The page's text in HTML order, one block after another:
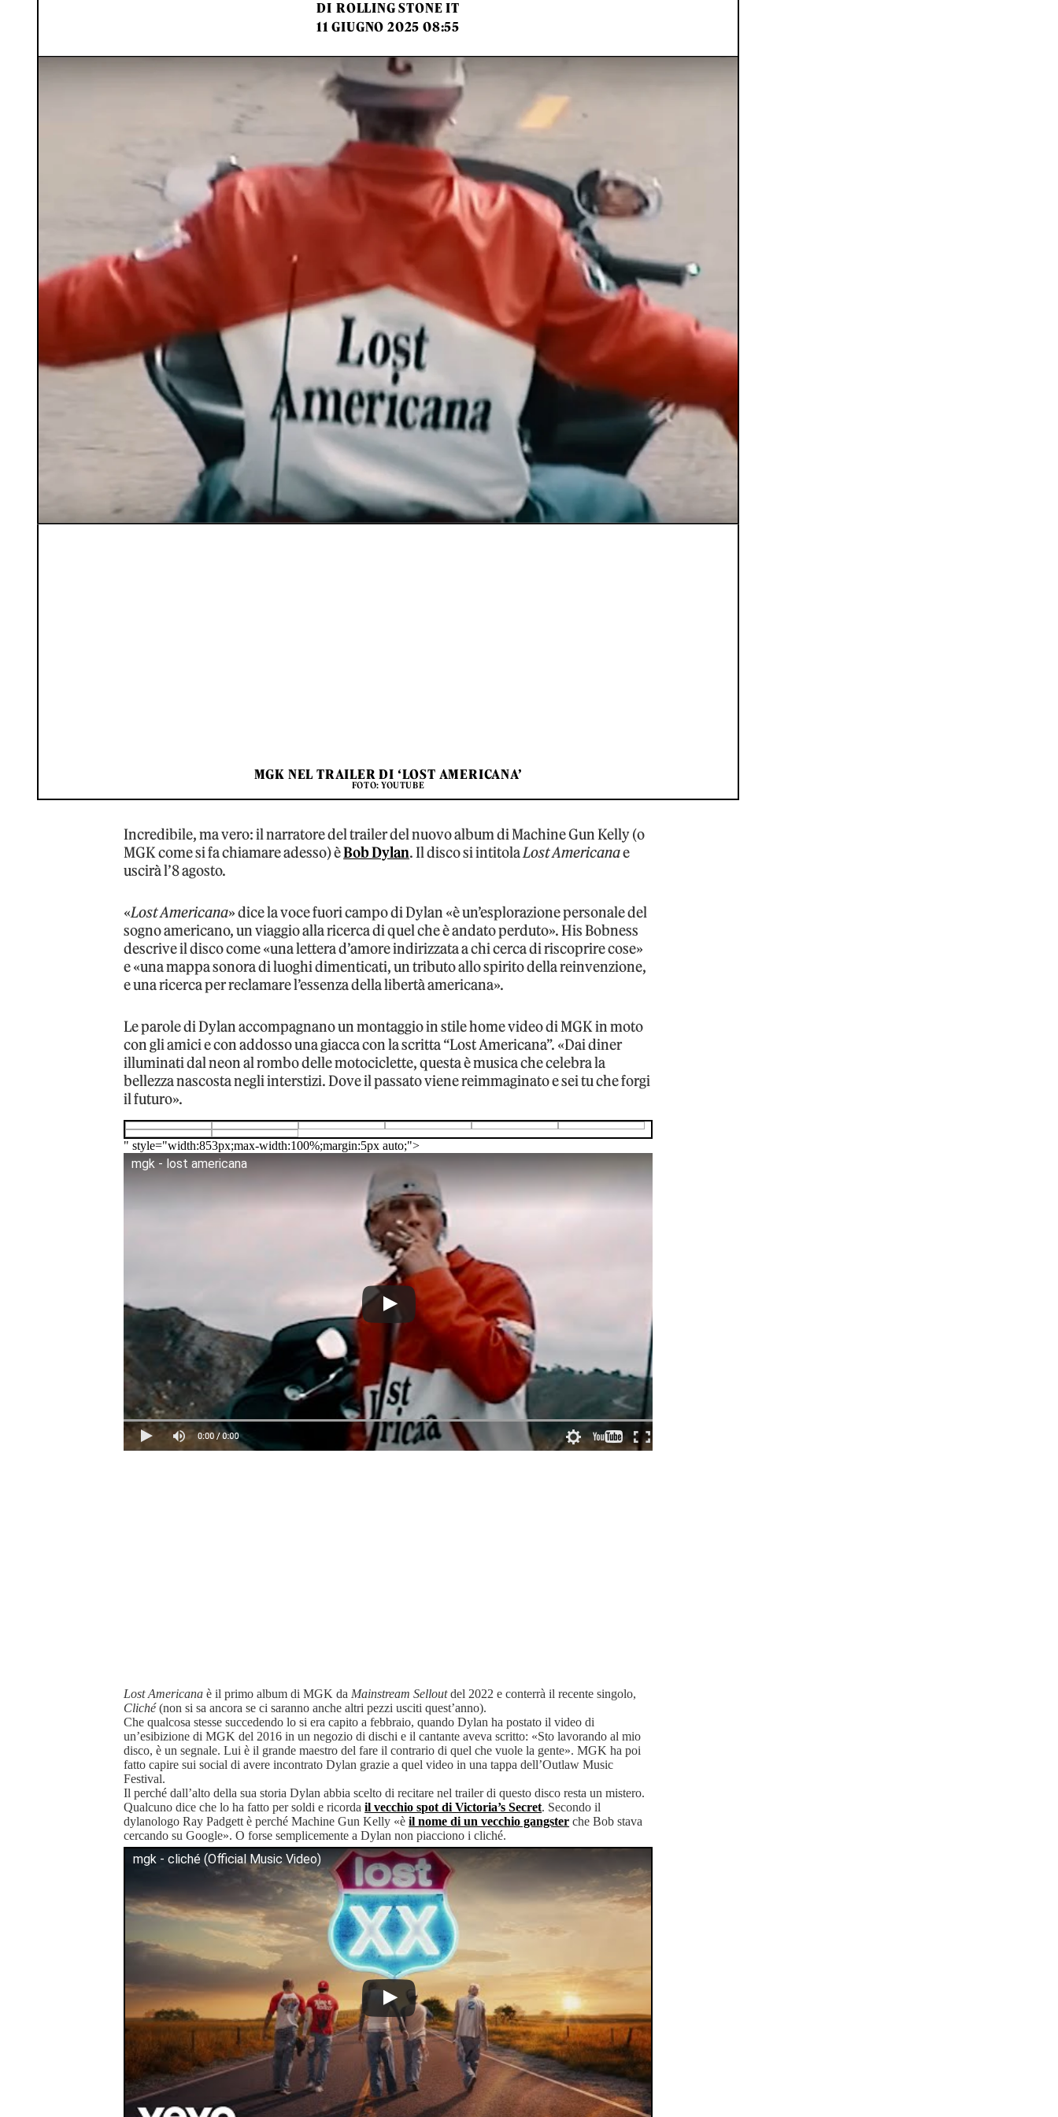
DI ROLLING STONE IT
11 GIUGNO 2025 08:55
MGK NEL TRAILER DI ‘LOST AMERICANA’
FOTO: YOUTUBE
Incredibile, ma vero: il narratore del trailer del nuovo album di Machine Gun Kelly (o
MGK come si fa chiamare adesso) èBob Dylan. Il disco si intitolaLost Americanae
uscirà l’8 agosto.
«Lost Americana» dice la voce fuori campo di Dylan «è un’esplorazione personale del
sogno americano, un viaggio alla ricerca di quel che è andato perduto». His Bobness
descrive il disco come «una lettera d’amore indirizzata a chi cerca di riscoprire cose»
e «una mappa sonora di luoghi dimenticati, un tributo allo spirito della reinvenzione,
e una ricerca per reclamare l’essenza della libertà americana».
Le parole di Dylan accompagnano un montaggio in stile home video di MGK in moto
con gli amici e con addosso una giacca con la scritta “Lost Americana”. «Dai diner
illuminati dal neon al rombo delle motociclette, questa è musica che celebra la
bellezza nascosta negli interstizi. Dove il passato viene reimmaginato e sei tu che forgi
il futuro».
" style="width:853px;max-width:100%;margin:5px auto;">
mgk - lost americana
Lost Americana è il primo album di MGK da Mainstream Selloutdel 2022 e conterrà il recente singolo,
Cliché(non si sa ancora se ci saranno anche altri pezzi usciti quest’anno).
Che qualcosa stesse succedendo lo si era capito a febbraio, quando Dylan ha postato il video di
un’esibizione di MGK del 2016 in un negozio di dischi e il cantante aveva scritto: «Sto lavorando al mio
disco, è un segnale. Lui è il grande maestro del fare il contrario di quel che vuole la gente». MGK ha poi
fatto capire sui social di avere incontrato Dylan grazie a quel video in una tappa dell’Outlaw Music
Festival.
Il perché dall’alto della sua storia Dylan abbia scelto di recitare nel trailer di questo disco resta un mistero.
Qualcuno dice che lo ha fatto per soldi e ricordail vecchio spot di Victoria’s Secret. Secondo il
dylanologo Ray Padgett è perché Machine Gun Kelly «èil nome di un vecchio gangster che Bob stava
cercando su Google». O forse semplicemente a Dylan non piacciono i cliché.
mgk - cliché (Official Music Video)